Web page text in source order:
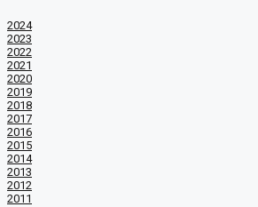
2024
2023
2022
2021
2020
2019
2018
2017
2016
2015
2014
2013
2012
2011